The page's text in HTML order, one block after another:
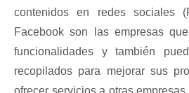
contenidos en redes sociales (
Facebook son las empresas
funcionalidades y también
recopilados para mejorar sus
ofrecer servicios a otras